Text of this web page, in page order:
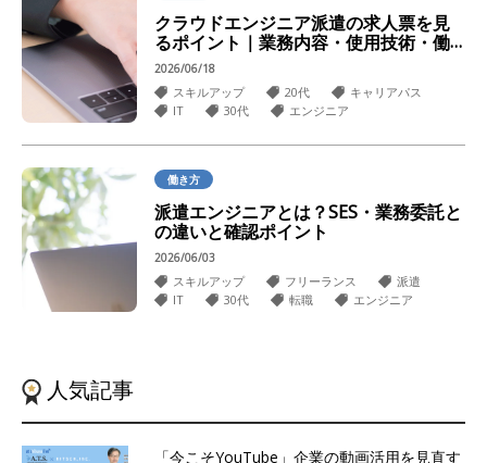
クラウドエンジニア派遣の求人票を見
るポイント｜業務内容・使用技術・働
き方を確認
2026/06/18
スキルアップ 20代
キャリアパス
IT
30代 エンジニア
働き方
派遣エンジニアとは？SES・業務委託と
の違いと確認ポイント
2026/06/03
スキルアップ フリーランス
派遣
IT
30代 転職 エンジニア
人気記事
「今こそYouTube」企業の動画活用を見直す